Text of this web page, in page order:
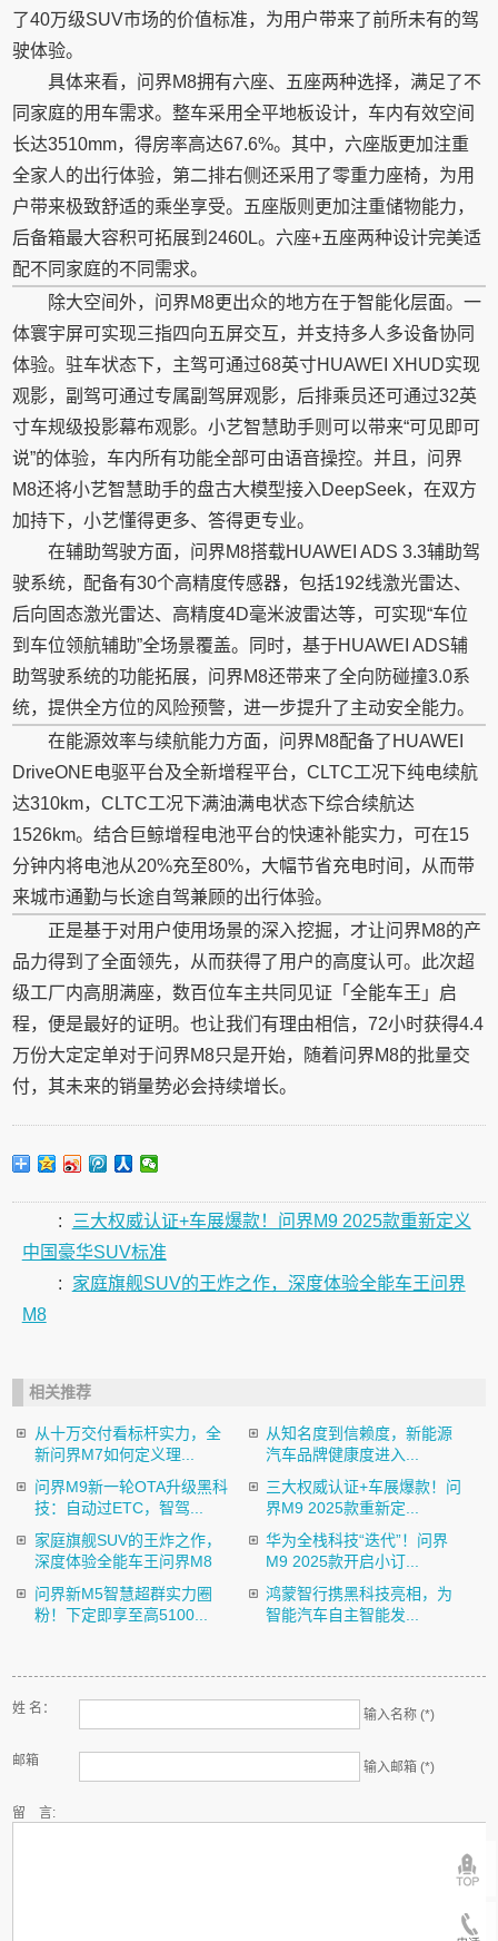
了40万级SUV市场的价值标准，为用户带来了前所未有的驾
驶体验。
具体来看，问界M8拥有六座、五座两种选择，满足了不
同家庭的用车需求。整车采用全平地板设计，车内有效空间
长达3510mm，得房率高达67.6%。其中，六座版更加注重
全家人的出行体验，第二排右侧还采用了零重力座椅，为用
户带来极致舒适的乘坐享受。五座版则更加注重储物能力，
后备箱最大容积可拓展到2460L。六座+五座两种设计完美适
配不同家庭的不同需求。
除大空间外，问界M8更出众的地方在于智能化层面。一
体寰宇屏可实现三指四向五屏交互，并支持多人多设备协同
体验。驻车状态下，主驾可通过68英寸HUAWEI XHUD实现
观影，副驾可通过专属副驾屏观影，后排乘员还可通过32英
寸车规级投影幕布观影。小艺智慧助手则可以带来“可见即可
说”的体验，车内所有功能全部可由语音操控。并且，问界
M8还将小艺智慧助手的盘古大模型接入DeepSeek，在双方
加持下，小艺懂得更多、答得更专业。
在辅助驾驶方面，问界M8搭载HUAWEI ADS 3.3辅助驾
驶系统，配备有30个高精度传感器，包括192线激光雷达、
后向固态激光雷达、高精度4D毫米波雷达等，可实现“车位
到车位领航辅助”全场景覆盖。同时，基于HUAWEI ADS辅
助驾驶系统的功能拓展，问界M8还带来了全向防碰撞3.0系
统，提供全方位的风险预警，进一步提升了主动安全能力。
在能源效率与续航能力方面，问界M8配备了HUAWEI
DriveONE电驱平台及全新增程平台，CLTC工况下纯电续航
达310km，CLTC工况下满油满电状态下综合续航达
1526km。结合巨鲸增程电池平台的快速补能实力，可在15
分钟内将电池从20%充至80%，大幅节省充电时间，从而带
来城市通勤与长途自驾兼顾的出行体验。
正是基于对用户使用场景的深入挖掘，才让问界M8的产
品力得到了全面领先，从而获得了用户的高度认可。此次超
级工厂内高朋满座，数百位车主共同见证「全能车王」启
程，便是最好的证明。也让我们有理由相信，72小时获得4.4
万份大定定单对于问界M8只是开始，随着问界M8的批量交
付，其未来的销量势必会持续增长。
:
三大权威认证+车展爆款！问界M9 2025款重新定义
中国豪华SUV标准
:
家庭旗舰SUV的王炸之作，深度体验全能车王问界
M8
相关推荐
从十万交付看标杆实力，全
新问界M7如何定义理...
从知名度到信赖度，新能源
汽车品牌健康度进入...
问界M9新一轮OTA升级黑科
技：自动过ETC，智驾...
三大权威认证+车展爆款！问
界M9 2025款重新定...
家庭旗舰SUV的王炸之作，
深度体验全能车王问界M8
华为全栈科技“迭代”！问界
M9 2025款开启小订...
问界新M5智慧超群实力圈
粉！下定即享至高5100...
鸿蒙智行携黑科技亮相，为
智能汽车自主智能发...
姓 名： 输入名称 (*)
邮箱 输入邮箱 (*)
留 言: